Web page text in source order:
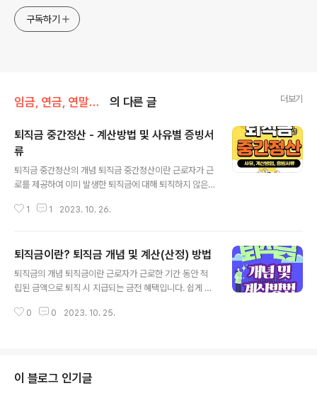
구독하기
임금, 연금, 연말정산 의 다른 글 더보기
퇴직금 중간정산 - 계산방법 및 사유별 증빙서
류
퇴직금 중간정산의 개념 퇴직금 중간정산이란 근로자가 근
로를 제공하여 이미 발생한 퇴직금에 대해 퇴직하지 않은
간정산은 근로자가 법적 요건을 갖추고 신청하더라도 사용
이지 않아도 됩니다. 예전에는 중간정산 관련한 사유에 대
해 제한을 두지 않고, 근로자와 사용자가 상호 합의만 하면
정산·지급이 가능했었습니다. 하지만, 근로자퇴직급여 보
금 중간정산 사유에 해당하고 당사자간 합의가 있는 경우
1 1 2023. 10. 26.
퇴직금이란? 퇴직금 개념 및 계산(산정) 방법
퇴직금의 개념 퇴직금이란 근로자가 근로한 기간 동안 적
립된 금액으로 퇴직 시 지급되는 금전 혜택입니다. 쉽게 말
퇴직(사직)，징계해고, 사망 등 퇴직 사유와 관계없이 1년
간 근로자는 퇴직금 지급대상에서 제외됩니다. [근로자퇴
직급여 보장법]에서는 근로자의 계속근로기간 1년에 대해
0 0 2023. 10. 25.
이 블로그 인기글